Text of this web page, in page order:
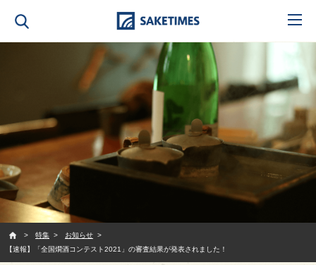
特集
お知らせ
【速報】「全国燗酒コンテスト2021」の審査結果が発表されました！